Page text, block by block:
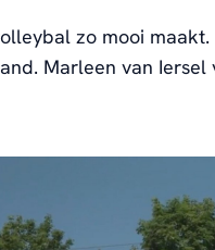
zo mooi
Marleen van